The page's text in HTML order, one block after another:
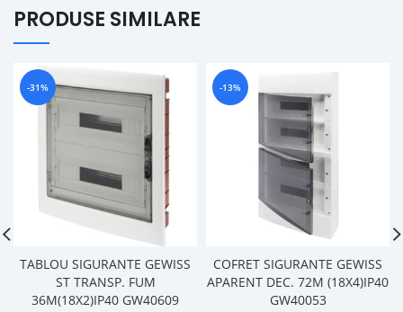
PRODUSE SIMILARE
-31%
TABLOU SIGURANTE GEWISS
ST TRANSP. FUM
36M(18X2)IP40 GW40609
-13%
COFRET SIGURANTE GEWISS
APARENT DEC. 72M (18X4)IP40
GW40053